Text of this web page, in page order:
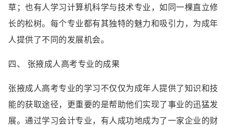
草；也有人学习计算机科学与技术专业，如同一棵直立修
长的松树。每个专业都有其独特的魅力和吸引力，为成年
人提供了不同的发展机会。
四、 张掖成人高考专业的成果
张掖成人高考专业的学习不仅仅为成年人提供了知识和技
能的获取途径，更重要的是帮助他们实现了事业的迅猛发
展。通过学习会计专业，有人成功地成为了一家企业的财